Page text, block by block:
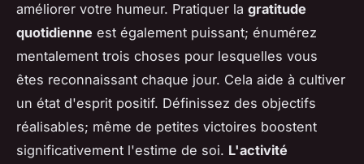
améliorer votre humeur. Pratiquer la gratitude
quotidienne est également puissant; énumérez
mentalement trois choses pour lesquelles vous
êtes reconnaissant chaque jour. Cela aide à cultiver
un état d'esprit positif. Définissez des objectifs
réalisables; même de petites victoires boostent
significativement l'estime de soi. L'activité